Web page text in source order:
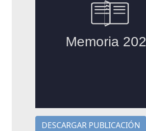
DESCARGAR PUBLICACIÓN